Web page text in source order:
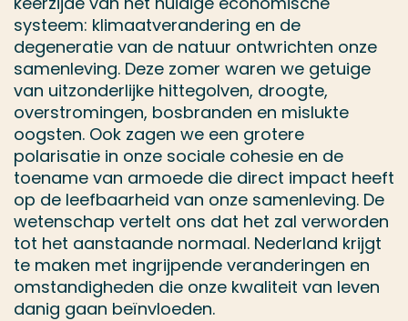
systeem: klimaatverandering en de
degeneratie van de natuur ontwrichten onze
samenleving. Deze zomer waren we getuige
van uitzonderlijke hittegolven, droogte,
overstromingen, bosbranden en mislukte
oogsten. Ook zagen we een grotere
polarisatie in onze sociale cohesie en de
toename van armoede die direct impact heeft
op de leefbaarheid van onze samenleving. De
wetenschap vertelt ons dat het zal verworden
tot het aanstaande normaal. Nederland krijgt
te maken met ingrijpende veranderingen en
omstandigheden die onze kwaliteit van leven
danig gaan beïnvloeden.